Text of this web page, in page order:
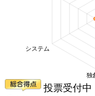
投票受付中